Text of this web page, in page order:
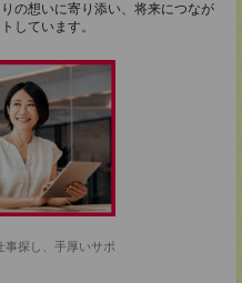
の想いに寄り添い、将来につなが
しています。
事探し、手厚いサポ